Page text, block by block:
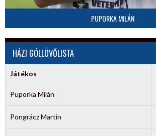
PUPORKA MILÁN
HÁZI GÓLLÖVŐLISTA
Játékos
Puporka Milán
Pongrácz Martin